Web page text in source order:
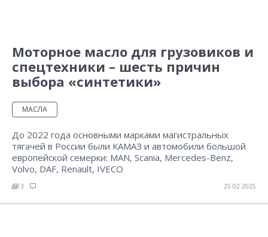
Моторное масло для грузовиков и
спецтехники – шесть причин
выбора «синтетики»
МАСЛА
До 2022 года основными марками магистральных
тягачей в России были КАМАЗ и автомобили большой
европейской семерки: MAN, Scania, Mercedes-Benz,
Volvo, DAF, Renault, IVECO
3 25.02.2025